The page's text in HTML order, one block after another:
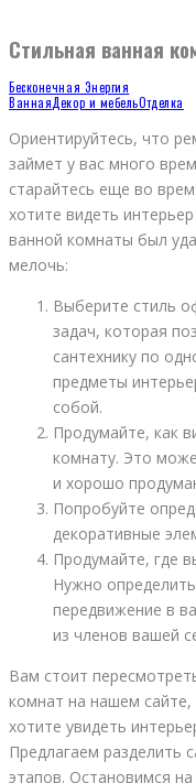
Стильная ванная
Бесконечная Энергия
ВаннаяДекор и мебельОтделка
Ориентируйтесь, что
займет у вас много
старайтесь еще во
хотите видеть
ванной комнаты был
мелочь:
Выберите стиль
задач, которая
сантехнику по
предметы
собой.
Продумайте, как
комнату. Это
и хорошо
Попробуйте
декоративные
Продумайте, где
Нужно
передвижение в
из членов вашей
Вам стоит
комнат на нашем
хотите увидеть
Предлагаем разделить
этапов. Остановимся